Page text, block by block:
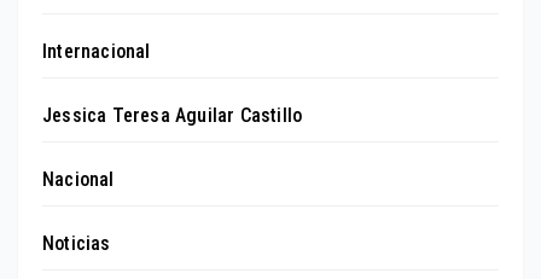
Internacional
Jessica Teresa Aguilar Castillo
Nacional
Noticias